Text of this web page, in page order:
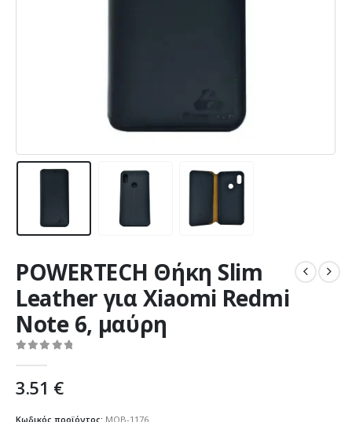
POWERTECH Θήκη Slim
Leather για Xiaomi Redmi
Note 6, μαύρη
3.51 €
Κωδικός προϊόντος: MOB-1176